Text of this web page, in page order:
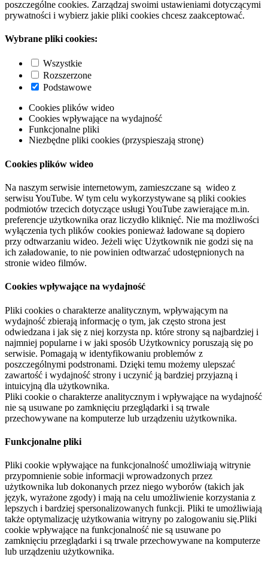
poszczególne cookies. Zarządzaj swoimi ustawieniami dotyczącymi
prywatności i wybierz jakie pliki cookies chcesz zaakceptować.
Wybrane pliki cookies:
Wszystkie
Rozszerzone
Podstawowe
Cookies plików wideo
Cookies wpływające na wydajność
Funkcjonalne pliki
Niezbędne pliki cookies (przyspieszają stronę)
Cookies plików wideo
Na naszym serwisie internetowym, zamieszczane są wideo z
serwisu YouTube. W tym celu wykorzystywane są pliki cookies
podmiotów trzecich dotyczące usługi YouTube zawierające m.in.
preferencje użytkownika oraz liczydło kliknięć. Nie ma możliwości
wyłączenia tych plików cookies ponieważ ładowane są dopiero
przy odtwarzaniu wideo. Jeżeli więc Użytkownik nie godzi się na
ich załadowanie, to nie powinien odtwarzać udostępnionych na
stronie wideo filmów.
Cookies wpływające na wydajność
Pliki cookies o charakterze analitycznym, wpływającym na
wydajność zbierają informację o tym, jak często strona jest
odwiedzana i jak się z niej korzysta np. które strony są najbardziej i
najmniej popularne i w jaki sposób Użytkownicy poruszają się po
serwisie. Pomagają w identyfikowaniu problemów z
poszczególnymi podstronami. Dzięki temu możemy ulepszać
zawartość i wydajność strony i uczynić ją bardziej przyjazną i
intuicyjną dla użytkownika.
Pliki cookie o charakterze analitycznym i wpływające na wydajność
nie są usuwane po zamknięciu przeglądarki i są trwale
przechowywane na komputerze lub urządzeniu użytkownika.
Funkcjonalne pliki
Pliki cookie wpływające na funkcjonalność umożliwiają witrynie
przypomnienie sobie informacji wprowadzonych przez
użytkownika lub dokonanych przez niego wyborów (takich jak
język, wyrażone zgody) i mają na celu umożliwienie korzystania z
lepszych i bardziej spersonalizowanych funkcji. Pliki te umożliwiają
także optymalizację użytkowania witryny po zalogowaniu się.Pliki
cookie wpływające na funkcjonalność nie są usuwane po
zamknięciu przeglądarki i są trwale przechowywane na komputerze
lub urządzeniu użytkownika.